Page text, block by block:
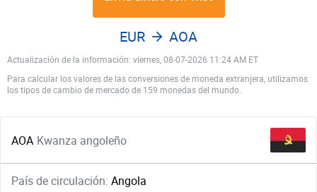
Actualización de la información: viernes, 08-07-2026 11:24 AM ET
EUR AOA
Para calcular los valores de las conversiones de moneda extranjera, utilizamos
los tipos de cambio de mercado de 159 monedas del mundo.
AOA Kwanza angoleño
País de circulación: Angola